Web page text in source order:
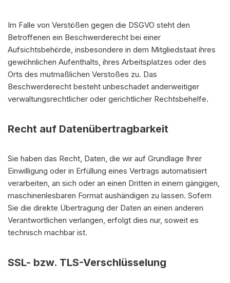
Im Falle von Verstößen gegen die DSGVO steht den
Betroffenen ein Beschwerderecht bei einer
Aufsichtsbehörde, insbesondere in dem Mitgliedstaat ihres
gewöhnlichen Aufenthalts, ihres Arbeitsplatzes oder des
Orts des mutmaßlichen Verstoßes zu. Das
Beschwerderecht besteht unbeschadet anderweitiger
verwaltungsrechtlicher oder gerichtlicher Rechtsbehelfe.
Recht auf Datenübertragbarkeit
Sie haben das Recht, Daten, die wir auf Grundlage Ihrer
Einwilligung oder in Erfüllung eines Vertrags automatisiert
verarbeiten, an sich oder an einen Dritten in einem gängigen,
maschinenlesbaren Format aushändigen zu lassen. Sofern
Sie die direkte Übertragung der Daten an einen anderen
Verantwortlichen verlangen, erfolgt dies nur, soweit es
technisch machbar ist.
SSL- bzw. TLS-Verschlüsselung